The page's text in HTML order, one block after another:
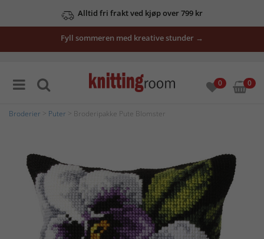
Alltid fri frakt ved kjøp over 799 kr
Fyll sommeren med kreative stunder →
0 0
Broderier Puter > Broderipakke Pute Blomster